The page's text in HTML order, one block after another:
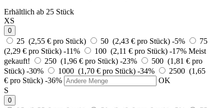
Erhältlich ab 25 Stück
XS
0
25 (2,55 € pro Stück) 50 (2,43 € pro Stück) -5%
75
(2,29 € pro Stück) -11% 100 (2,11 € pro Stück) -17% Meist
gekauft!
250 (1,96 € pro Stück) -23%
500 (1,81 € pro
Stück) -30% 1000 (1,70 € pro Stück) -34%
2500 (1,65
€ pro Stück) -36%
OK
S
0